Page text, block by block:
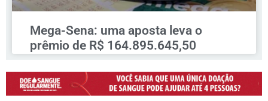
Mega-Sena: uma aposta leva o
prêmio de R$ 164.895.645,50